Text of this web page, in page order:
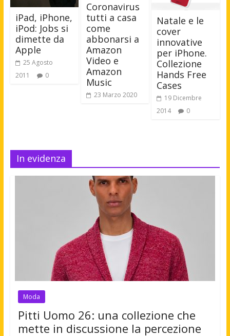
iPad, iPhone,
iPod: Jobs si
dimette da
Apple
25 Agosto
2011
0
Coronavirus
tutti a casa
come
abbonarsi a
Amazon
Video e
Amazon
Music
23 Marzo 2020
Natale e le
cover
innovative
per iPhone.
Collezione
Hands Free
Cases
19 Dicembre
2014
0
In evidenza
Moda
Pitti Uomo 26: una collezione che
mette in discussione la percezione